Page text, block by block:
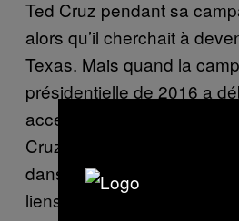
Ted Cruz pendant sa
alors qu’il cherchait à
Texas. Mais quand la
présidentielle de 2016 a
accepté l’offre du principal
Cruz : Donald Trump, qui
dans son équipe une
liens avec le Tea Party.